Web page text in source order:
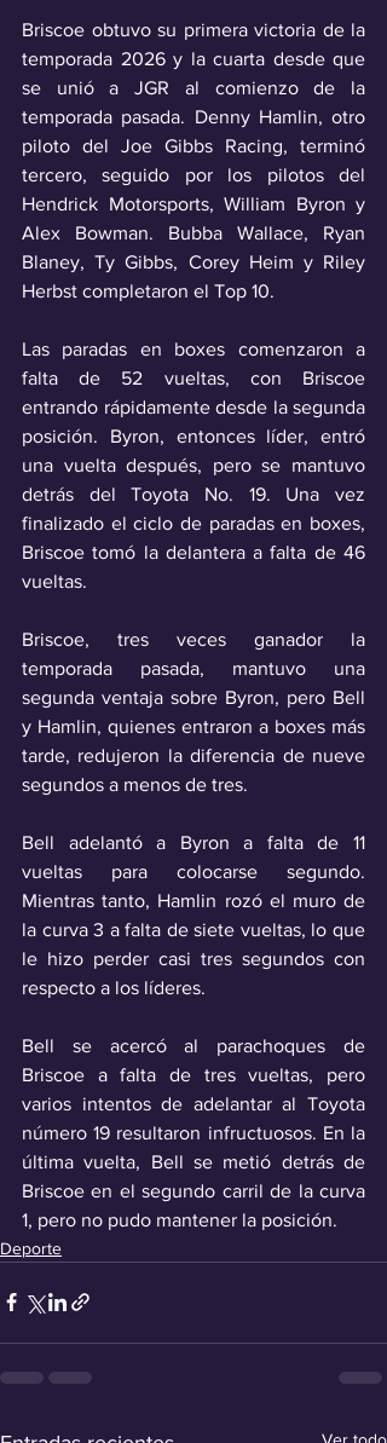
Briscoe obtuvo su primera victoria de la
temporada 2026 y la cuarta desde que
se unió a JGR al comienzo de la
temporada pasada. Denny Hamlin, otro
piloto del Joe Gibbs Racing, terminó
tercero, seguido por los pilotos del
Hendrick Motorsports, William Byron y
Alex Bowman. Bubba Wallace, Ryan
Blaney, Ty Gibbs, Corey Heim y Riley
Herbst completaron el Top 10.
Las paradas en boxes comenzaron a
falta de 52 vueltas, con Briscoe
entrando rápidamente desde la segunda
posición. Byron, entonces líder, entró
una vuelta después, pero se mantuvo
detrás del Toyota No. 19. Una vez
finalizado el ciclo de paradas en boxes,
Briscoe tomó la delantera a falta de 46
vueltas.
Briscoe, tres veces ganador la
temporada pasada, mantuvo una
segunda ventaja sobre Byron, pero Bell
y Hamlin, quienes entraron a boxes más
tarde, redujeron la diferencia de nueve
segundos a menos de tres.
Bell adelantó a Byron a falta de 11
vueltas para colocarse segundo.
Mientras tanto, Hamlin rozó el muro de
la curva 3 a falta de siete vueltas, lo que
le hizo perder casi tres segundos con
respecto a los líderes.
Bell se acercó al parachoques de
Briscoe a falta de tres vueltas, pero
varios intentos de adelantar al Toyota
número 19 resultaron infructuosos. En la
última vuelta, Bell se metió detrás de
Briscoe en el segundo carril de la curva
1, pero no pudo mantener la posición.
Deporte
Ver todo